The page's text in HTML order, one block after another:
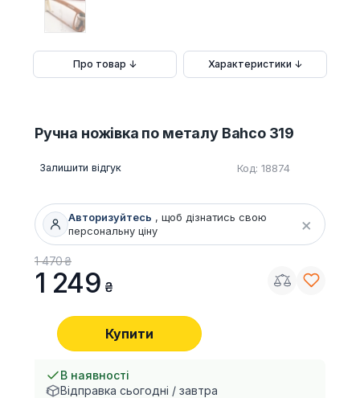
Про товар ↓ Характеристики ↓
Ручна ножівка по металу Bahco 319
Залишити відгук Код: 18874
Авторизуйтесь , щоб дізнатись свою
персональну ціну
×
1 470
1 249
Купити
В наявності
Відправка сьогодні / завтра